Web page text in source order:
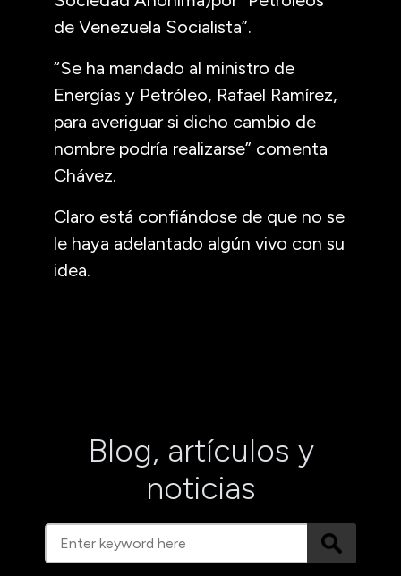
de Venezuela Socialista”.
“Se ha mandado al ministro de
Energías y Petróleo, Rafael Ramírez,
para averiguar si dicho cambio de
nombre podría realizarse” comenta
Chávez.
Claro está confiándose de que no se
le haya adelantado algún vivo con su
idea.
Blog, artículos y
noticias